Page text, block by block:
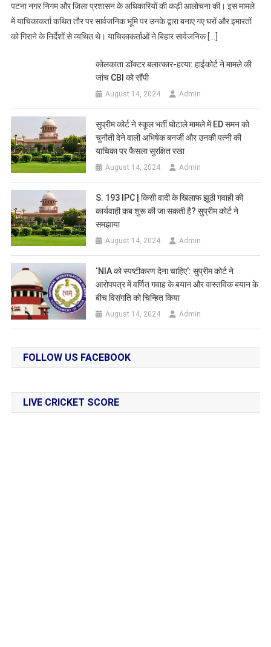
पटना नगर निगम और जिला प्रशासन के अधिकारियों की कड़ी आलोचना की। इस मामले
में याचिकाकर्ता कथित तौर पर सार्वजनिक भूमि पर उनके द्वारा बनाए गए घरों और इमारतों
को गिराने के निर्देशों से व्यथित थे। याचिकाकर्ताओं ने बिहार सार्वजनिक […]
कोलकाता डॉक्टर बलात्कार-हत्या: हाईकोर्ट ने मामले की
जांच CBI को सौंपी
August 14, 2024 Admin
सुप्रीम कोर्ट ने स्कूल भर्ती घोटाले मामले में ED समन को
चुनौती देने वाली अभिषेक बनर्जी और उनकी पत्नी की
याचिका पर फैसला सुरक्षित रखा
August 14, 2024 Admin
S. 193 IPC | किसी वादी के खिलाफ झूठी गवाही की
कार्यवाही कब शुरू की जा सकती है? सुप्रीम कोर्ट ने
समझाया
August 14, 2024 Admin
‘NIA को स्पष्टीकरण देना चाहिए’: सुप्रीम कोर्ट ने
आरोपपत्र में वर्णित गवाह के बयान और वास्तविक बयान के
बीच विसंगति को चिन्हित किया
August 14, 2024 Admin
FOLLOW US FACEBOOK
LIVE CRICKET SCORE